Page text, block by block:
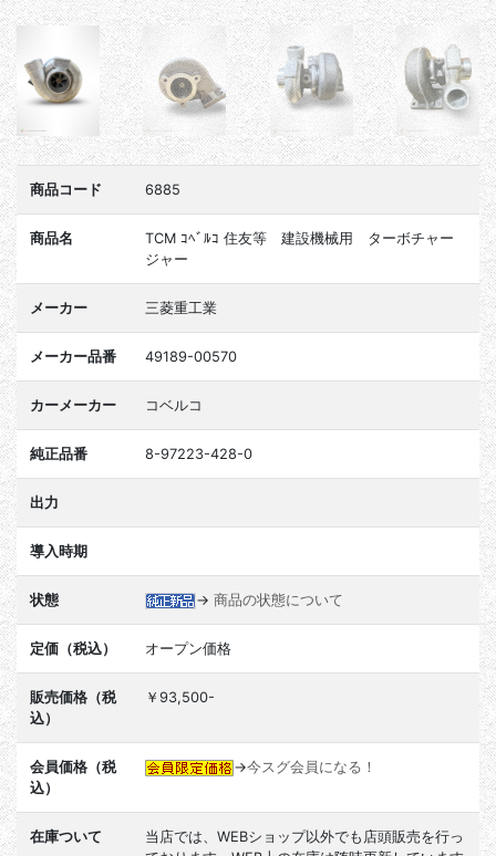
商品コード 6885
商品名
TCM ｺﾍﾞﾙｺ 住友等 建設機械用 ターボチャー
ジャー
メーカー 三菱重工業
メーカー品番 49189-00570
カーメーカー コベルコ
純正品番 8-97223-428-0
出力
導入時期
状態 → 商品の状態について
定価（税込） オープン価格
販売価格（税
込）
￥93,500-
会員価格（税
込）
→今スグ会員になる！
在庫ついて
当店では、WEBショップ以外でも店頭販売を行っ